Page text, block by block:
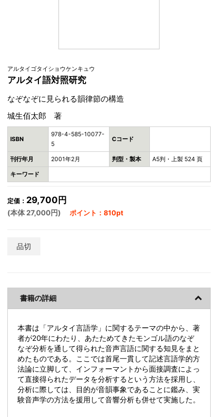
アルタイゴタイショウケンキュウ
アルタイ語対照研究
なぞなぞに見られる韻律節の構造
城生佰太郎 著
ISBN
978-4-585-10077-
5
Cコード
刊行年月 2001年2月 判型・製本 A5判・上製 524 頁
キーワード
定価： 29,700円
(本体 27,000円) ポイント：810pt
品切
書籍の詳細
本書は「アルタイ言語学」に関するテーマの中から、著
者が20年にわたり、あたためてきたモンゴル語のなぞ
なぞ分析を通して得られた音声言語に関する知見をまと
めたものである。ここでは首尾一貫して記述言語学的方
法論に立脚して、インフォーマントから面接調査によっ
て直接得られたデータを分析するという方法を採用し、
分析に際しては、目的が音韻事象であることに鑑み、実
験音声学の方法を援用して音響分析も併せて実施した。